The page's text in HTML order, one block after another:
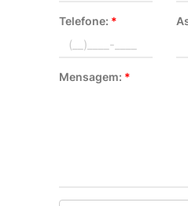
Telefone: *
Mensagem: *